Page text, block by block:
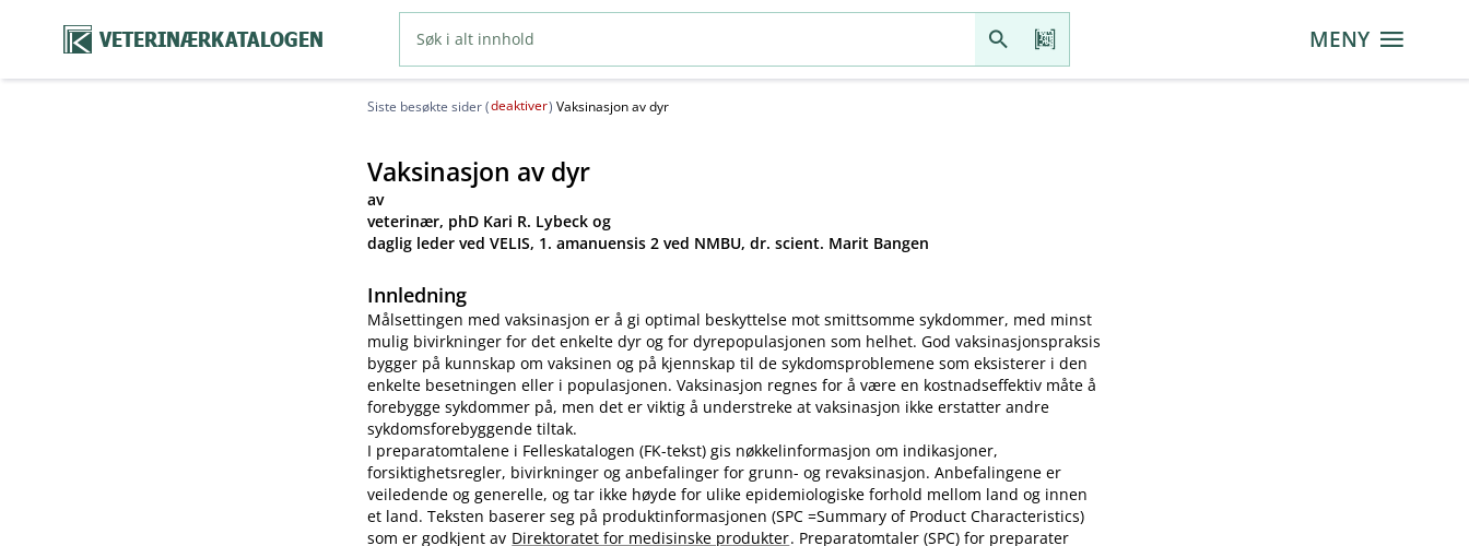
VETERINÆRKATALOGEN MENY
Siste besøkte sider (deaktiver) Vaksinasjon av dyr
Vaksinasjon av dyr
av
veterinær, phD Kari R. Lybeck og
daglig leder ved VELIS, 1. amanuensis 2 ved NMBU, dr. scient. Marit Bangen
Innledning
Målsettingen med vaksinasjon er å gi optimal beskyttelse mot smittsomme sykdommer, med minst
mulig bivirkninger for det enkelte dyr og for dyrepopulasjonen som helhet. God vaksinasjonspraksis
bygger på kunnskap om vaksinen og på kjennskap til de sykdomsproblemene som eksisterer i den
enkelte besetningen eller i populasjonen. Vaksinasjon regnes for å være en kostnadseffektiv måte å
forebygge sykdommer på, men det er viktig å understreke at vaksinasjon ikke erstatter andre
sykdomsforebyggende tiltak.
I preparatomtalene i Felleskatalogen (FK-tekst) gis nøkkelinformasjon om indikasjoner,
forsiktighetsregler, bivirkninger og anbefalinger for grunn- og revaksinasjon. Anbefalingene er
veiledende og generelle, og tar ikke høyde for ulike epidemiologiske forhold mellom land og innen
et land. Teksten baserer seg på produktinformasjonen (SPC =Summary of Product Characteristics)
som er godkjent av Direktoratet for medisinske produkter. Preparatomtaler (SPC) for preparater